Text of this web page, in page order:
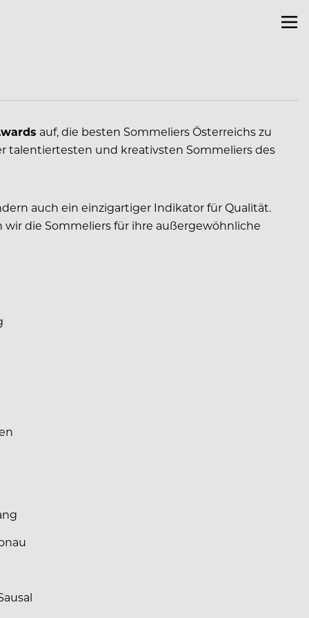
auf, die besten Sommeliers Österreichs zu
talentiertesten und kreativsten Sommeliers des
auch ein einzigartiger Indikator für Qualität.
wir die Sommeliers für ihre außergewöhnliche